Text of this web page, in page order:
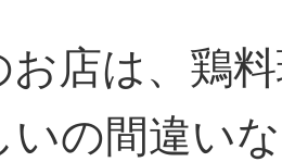
お店は、鶏
いの間違い